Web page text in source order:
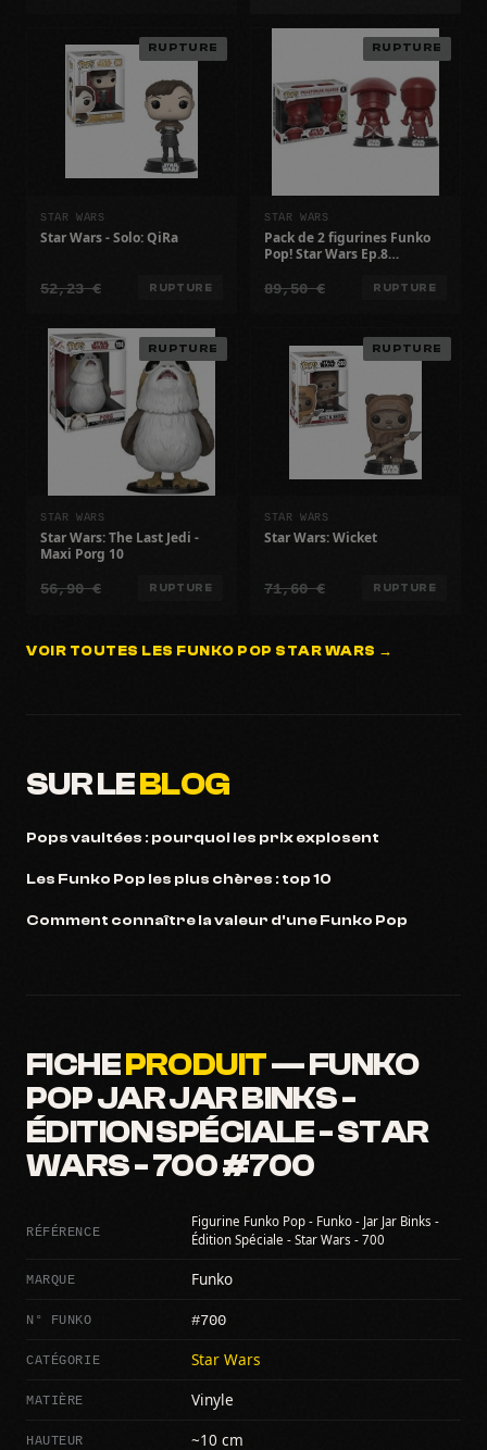
RUPTURE
STAR WARS
Star Wars - Solo: QiRa
52,23 € RUPTURE
RUPTURE
STAR WARS
Pack de 2 figurines Funko
Pop! Star Wars Ep.8
Prétoriens
89,50 € RUPTURE
RUPTURE
STAR WARS
Star Wars: The Last Jedi -
Maxi Porg 10
56,90 € RUPTURE
RUPTURE
STAR WARS
Star Wars: Wicket
71,60 € RUPTURE
VOIR TOUTES LES FUNKO POP STAR WARS →
SUR LEBLOG
Pops vaultées : pourquoi les prix explosent
Les Funko Pop les plus chères : top 10
Comment connaître la valeur d'une Funko Pop
FICHEPRODUIT— FUNKO
POP JAR JAR BINKS -
ÉDITION SPÉCIALE - STAR
WARS - 700 #700
RÉFÉRENCE
Figurine Funko Pop - Funko - Jar Jar Binks -
Édition Spéciale - Star Wars - 700
MARQUE Funko
N° FUNKO #700
CATÉGORIE Star Wars
MATIÈRE Vinyle
HAUTEUR ~10 cm